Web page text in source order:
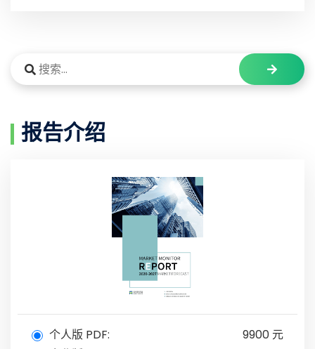
报告介绍
个人版 PDF:
9900 元